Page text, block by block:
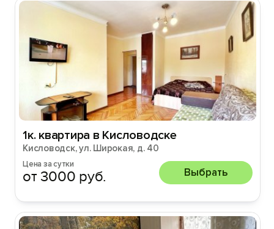
1к. квартира в Кисловодске
Кисловодск, ул. Широкая, д. 40
Цена за сутки
от 3000 руб. Выбрать